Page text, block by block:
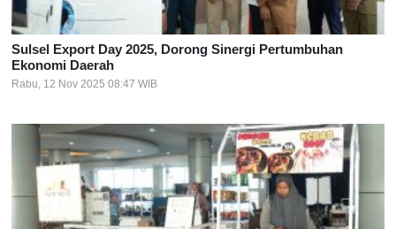
Sulsel Export Day 2025, Dorong Sinergi Pertumbuhan
Ekonomi Daerah
Rabu, 12 Nov 2025 08:47 WIB